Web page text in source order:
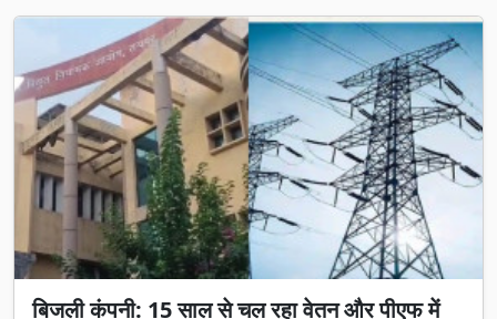
बिजली कंपनी: 15 साल से चल रहा वेतन और पीएफ में